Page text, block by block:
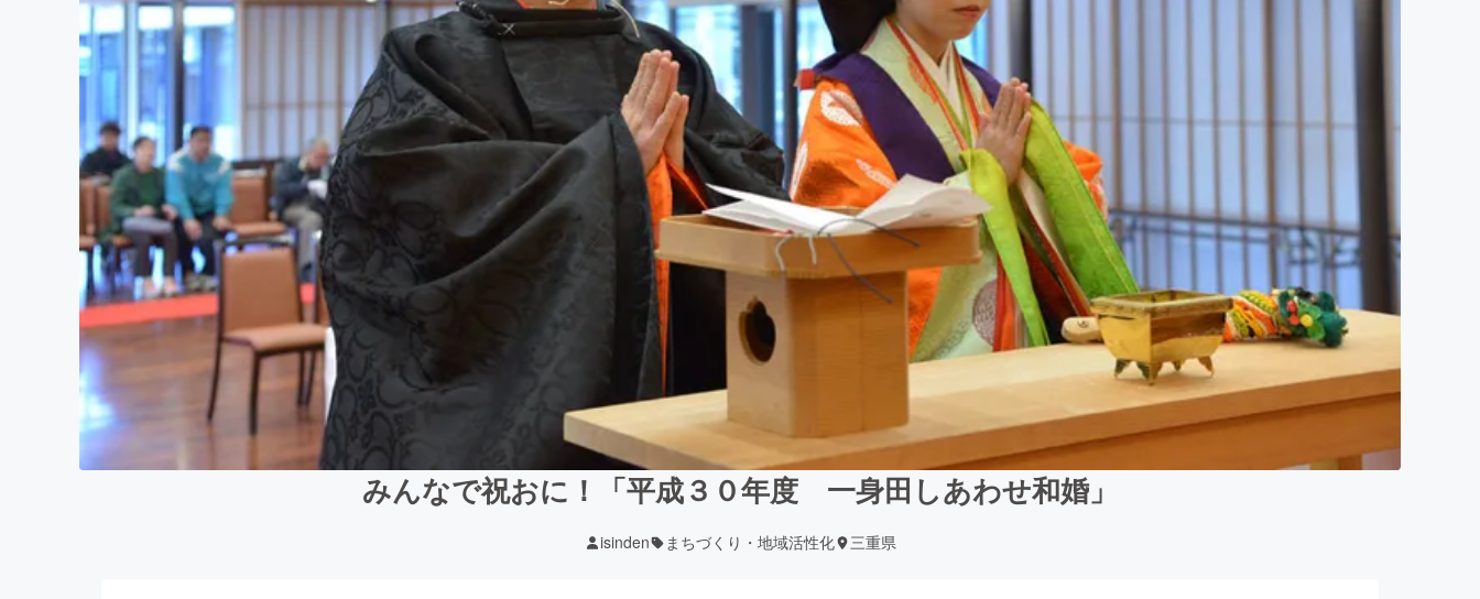
みんなで祝おに！「平成３０年度 一身田しあわせ和婚」
isinden まちづくり・地域活性化 三重県